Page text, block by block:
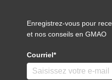
Enregistrez-vous pour
et nos conseils en GMAO
Courriel*